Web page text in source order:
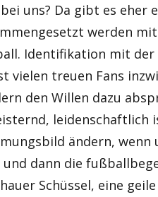
uns? Da gibt es eher
werden
Identifikation mit
vielen treuen Fans
den Willen dazu
leidenschaftlich
ändern, wenn
und dann die
Schüssel, eine